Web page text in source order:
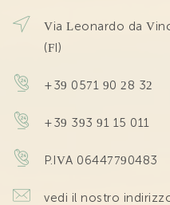
Via Leonardo da
(FI)
+39 0571 90 28 32
+39 393 91 15 011
P.IVA 06447790483
vedi il nostro